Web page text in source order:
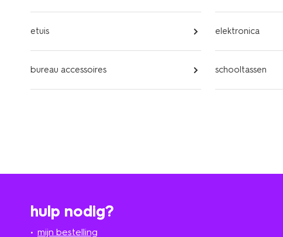
etuis elektronica
bureau accessoires schooltassen
hulp nodig?
mijn bestelling